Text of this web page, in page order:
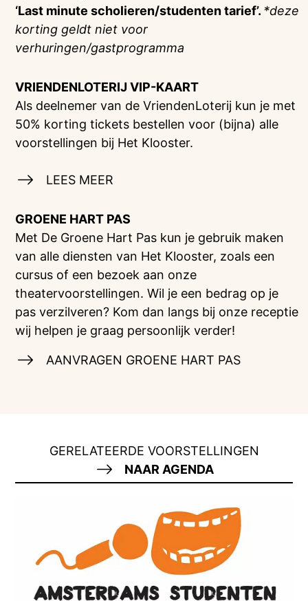
‘Last minute scholieren/studenten tarief’. *deze
korting geldt niet voor
verhuringen/gastprogramma
VRIENDENLOTERIJVIP-KAART
Als deelnemer van de VriendenLoterij kun je met
50% korting tickets bestellen voor (bijna) alle
voorstellingen bij Het Klooster.
LEES MEER
GROENE HART PAS
Met De Groene Hart Pas kun je gebruik maken
van alle diensten van Het Klooster, zoals een
cursus of een bezoek aan onze
theatervoorstellingen. Wil je een bedrag op je
pas verzilveren? Kom dan langs bij onze receptie
wij helpen je graag persoonlijk verder!
AANVRAGEN GROENE HART PAS
GERELATEERDE VOORSTELLINGEN
NAAR AGENDA